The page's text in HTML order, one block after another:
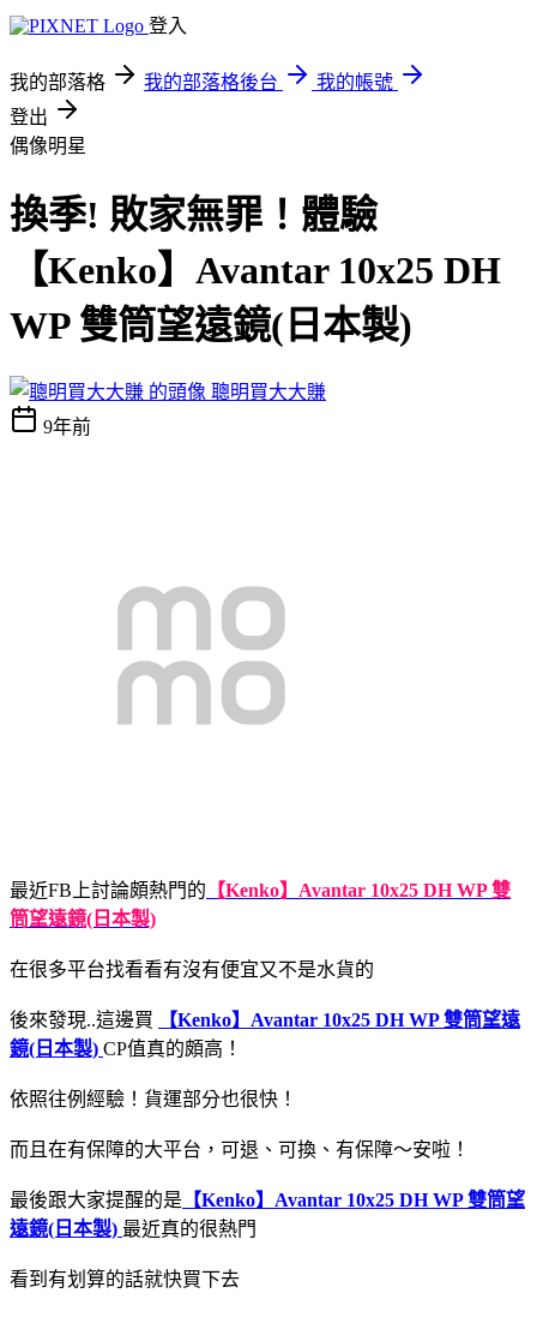
登入
我的部落格 我的部落格後台
我的帳號
登出
偶像明星
換季! 敗家無罪！體驗
【Kenko】Avantar 10x25 DH
WP 雙筒望遠鏡(日本製)
聰明買大大賺
9年前
最近FB上討論頗熱門的 【Kenko】Avantar 10x25 DH WP 雙
筒望遠鏡(日本製)
在很多平台找看看有沒有便宜又不是水貨的
後來發現..這邊買
【Kenko】Avantar 10x25 DH WP 雙筒望遠
鏡(日本製) CP值真的頗高！
依照往例經驗！貨運部分也很快！
而且在有保障的大平台，可退、可換、有保障～安啦！
最後跟大家提醒的是 【Kenko】Avantar 10x25 DH WP 雙筒望
遠鏡(日本製) 最近真的很熱門
看到有划算的話就快買下去